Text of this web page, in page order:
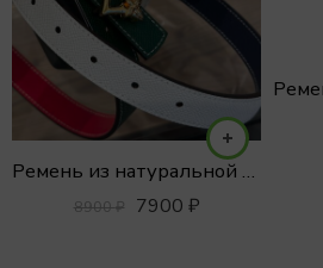
Ремень из натуральной кожи
8900₽ 7900 ₽